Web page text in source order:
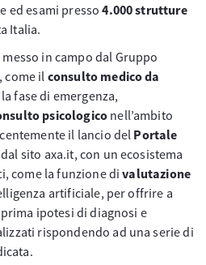
ed esami presso4.000 strutture
Italia.
in campo dal Gruppo
come il consulto medico da
fase di emergenza,
psicologico nell’ambito
il lancio del Portale
sito axa.it, con un ecosistema
come la funzione divalutazione
artificiale, per offrire a
ipotesi di diagnosi e
rispondendo ad una serie di